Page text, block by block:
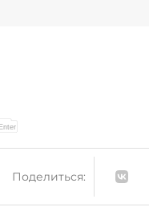
Поделиться: